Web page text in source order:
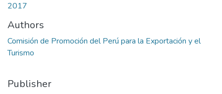
2017
Authors
Comisión de Promoción del Perú para la Exportación y el
Turismo
Publisher